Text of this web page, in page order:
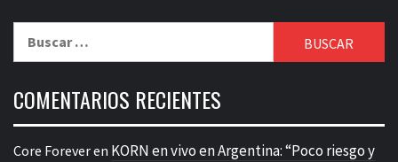
COMENTARIOS RECIENTES
Core Foreveren KORN en vivo en Argentina: “Poco riesgo y